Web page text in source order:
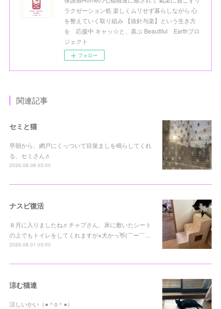
ラクゼーション処 楽しくムリせず暮らしながら 心
を整えていく取り組み 【抜針与楽】という生き方
を 応援中 キャッ☆と、喜ぶ Beautiful Earthプロ
ジェクト
フォロー
関連記事
セミと猫
早朝から、網戸にくっついて目覚ましを鳴らしてくれ
る、セミさん♬
2026.08.08 03:00
ナスビ復活
８月に入りましたね♬チャプさん、床に敷いたシート
の上でもトイレをしてくれますが※犬かっ👋(￣ー￣…
2026.08.01 03:00
涼む猫達
涼しいかい（●＾o＾●）